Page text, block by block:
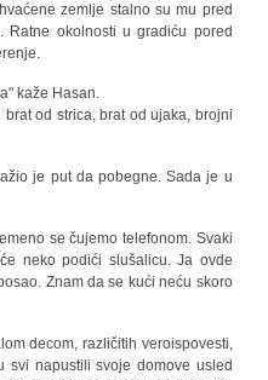
zemlje stalno su mu pred
okolnosti u gradiću pored
kaže Hasan.
od strica, brat od ujaka, brojni
je put da pobegne. Sada je u
se čujemo telefonom. Svaki
neko podići slušalicu. Ja ovde
Znam da se kući neću skoro
decom, različitih veroispovesti,
svi napustili svoje domove usled